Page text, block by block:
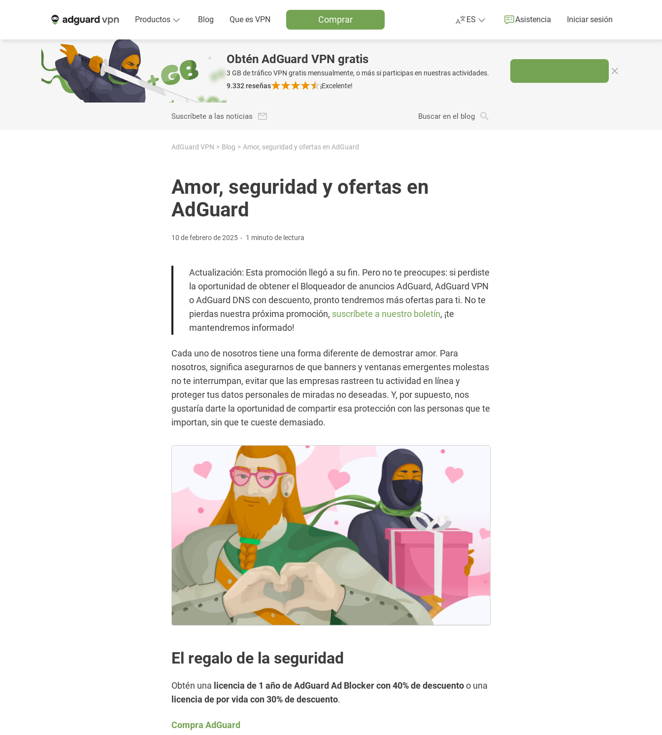
Productos Blog Que es VPN Comprar ES Asistencia Iniciar sesión
Obtén AdGuard VPN gratis
3 GB de tráfico VPN gratis mensualmente, o más si participas en nuestras actividades.
9.332reseñas ¡Excelente!
Suscríbete a las noticias Buscar en el blog
AdGuard VPN Blog Amor, seguridad y ofertas en AdGuard
Amor, seguridad y ofertas en
AdGuard
10 de febrero de 2025 1 minuto de lectura
Actualización: Esta promoción llegó a su fin. Pero no te preocupes: si perdiste
la oportunidad de obtener el Bloqueador de anuncios AdGuard, AdGuard VPN
o AdGuard DNS con descuento, pronto tendremos más ofertas para ti. No te
pierdas nuestra próxima promoción, suscríbete a nuestro boletín, ¡te
mantendremos informado!
Cada uno de nosotros tiene una forma diferente de demostrar amor. Para
nosotros, significa asegurarnos de que banners y ventanas emergentes molestas
no te interrumpan, evitar que las empresas rastreen tu actividad en línea y
proteger tus datos personales de miradas no deseadas. Y, por supuesto, nos
gustaría darte la oportunidad de compartir esa protección con las personas que te
importan, sin que te cueste demasiado.
El regalo de la seguridad
Obtén una licencia de 1 año de AdGuard Ad Blocker con 40% de descuentoo una
licencia de por vida con 30% de descuento.
Compra AdGuard